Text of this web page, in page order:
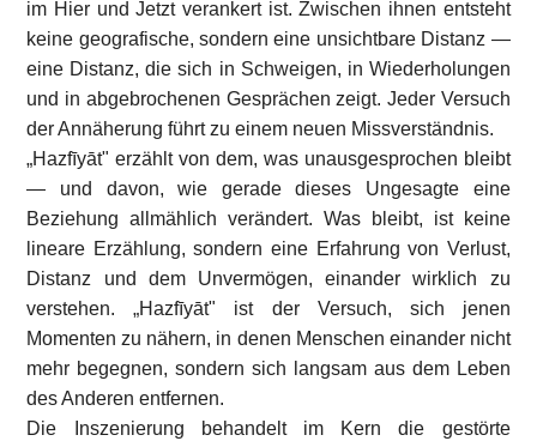
im Hier und Jetzt verankert ist. Zwischen ihnen entsteht
keine geografische, sondern eine unsichtbare Distanz —
eine Distanz, die sich in Schweigen, in Wiederholungen
und in abgebrochenen Gesprächen zeigt. Jeder Versuch
der Annäherung führt zu einem neuen Missverständnis.
„Hazfīyāt" erzählt von dem, was unausgesprochen bleibt
— und davon, wie gerade dieses Ungesagte eine
Beziehung allmählich verändert. Was bleibt, ist keine
lineare Erzählung, sondern eine Erfahrung von Verlust,
Distanz und dem Unvermögen, einander wirklich zu
verstehen. „Hazfīyāt" ist der Versuch, sich jenen
Momenten zu nähern, in denen Menschen einander nicht
mehr begegnen, sondern sich langsam aus dem Leben
des Anderen entfernen.
Die Inszenierung behandelt im Kern die gestörte